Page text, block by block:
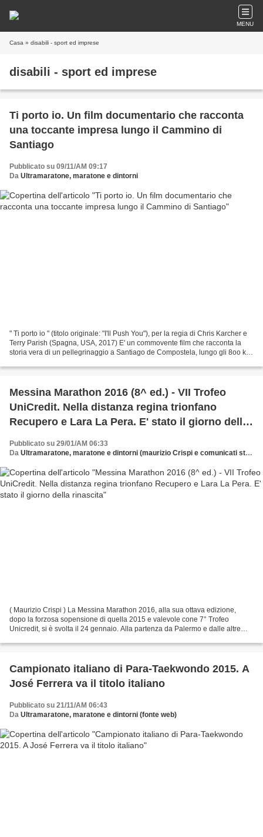
MENU
Casa » disabili - sport ed imprese
disabili - sport ed imprese
Ti porto io. Un film documentario che racconta
una toccante impresa lungo il Cammino di
Santiago
Pubblicato su 09/11/AM 09:17
Da Ultramaratone, maratone e dintorni
" Ti porto io " (titolo originale: "I'll Push You"), per la regia di Chris Karcher e
Terry Parish (Spagna, USA, 2017) E' un commovente film che racconta la
storia vera di un pellegrinaggio a Santiago de Compostela, lungo gli 8oo km
Messina Marathon 2016 (8^ ed.) - VII Trofeo
UniCredit. Nella distanza regina trionfano
Recupero e Lara La Pera. E' stato il giorno della
Pubblicato su 29/01/AM 06:33
Da Ultramaratone, maratone e dintorni (maurizio Crispi e comunicati stampa)
( Maurizio Crispi ) La Messina Marathon 2016, alla sua ottava edizione,
dopo la forzosa sopensione di quella 2015 e valevole cone 7° Trofeo
Unicredit, si è svolta il 24 gennaio. Alla partenza da Palermo e dalle altre
Campionato italiano di Para-Taekwondo 2015. A
José Ferrera va il titolo italiano
Pubblicato su 21/11/AM 06:43
Da Ultramaratone, maratone e dintorni (fonte web)